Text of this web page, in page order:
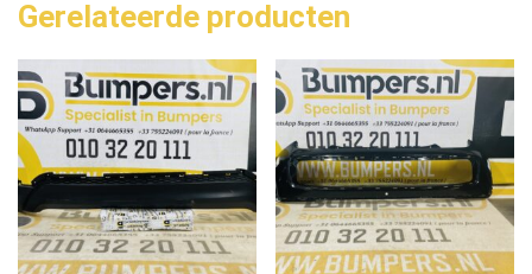
Gerelateerde producten